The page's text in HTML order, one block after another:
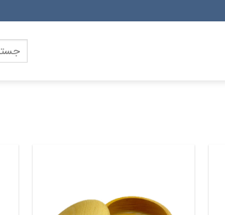
جستجو
برای: